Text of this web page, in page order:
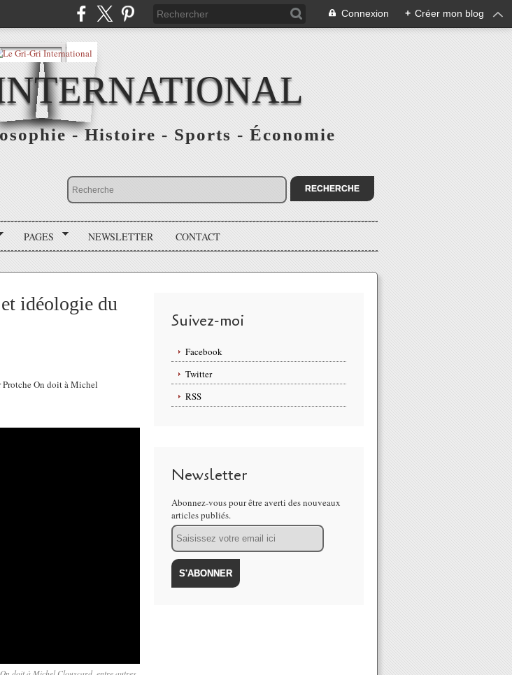
Connexion + Créer mon blog
- Histoire - Sports - Économie
PAGES NEWSLETTER CONTACT
idéologie du
On doit à Michel
doit à Michel Clouscard, entre autres,
Suivez-moi
Facebook
Twitter
RSS
Newsletter
Abonnez-vous pour être averti des nouveaux
articles publiés.
Email